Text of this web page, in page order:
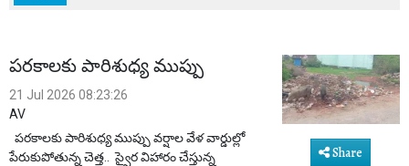
పరకాలకు పారిశుధ్య ముప్పు
21 Jul 2026 08:23:26
AV
పరకాలకు పారిశుధ్య ముప్పు వర్షాల వేళ వార్డుల్లో
పేరుకుపోతున్న చెత్త.. స్వైర విహారం చేస్తున్న
Share